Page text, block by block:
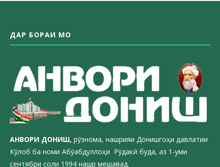
ДАР БОРАИ МО
АНВОРИ ДОНИШ, рӯзнома, нашрияи Донишгоҳи давлатии
Кӯлоб ба номи Абӯабдуллоҳи Рӯдакӣ буда, аз 1-уми
сентябри соли 1994 нашр мешавад.